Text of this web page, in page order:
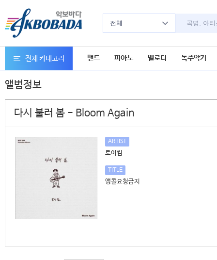
전체
전체 카테고리 밴드 피아노 멜로디 독주악기
앨범정보
다시 불러 봄 - Bloom Again
ARTIST
로이킴
TITLE
앵콜요청금지